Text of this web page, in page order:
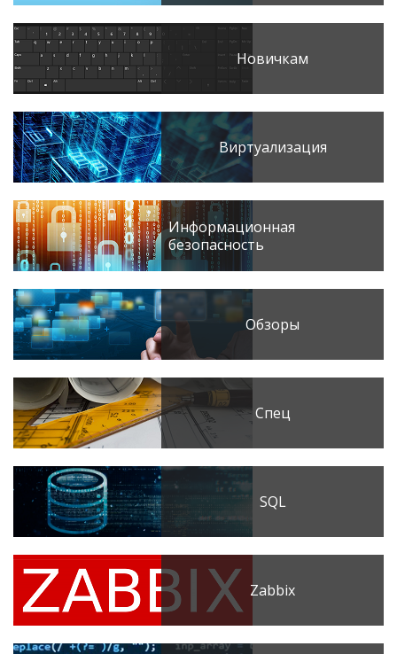
Новичкам
Виртуализация
Информационная
безопасность
Обзоры
Спец
SQL
Zabbix